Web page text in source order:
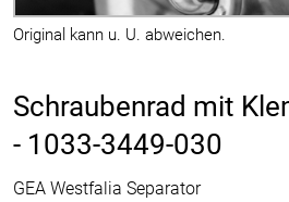
Original kann u. U. abweichen.
Schraubenrad mit
- 1033-3449-030
GEA Westfalia Separator